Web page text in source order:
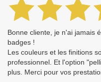
Bonne cliente, je n'ai jamais
badges !
Les couleurs et les finitions
professionnel. Et l'option
plus. Merci pour vos